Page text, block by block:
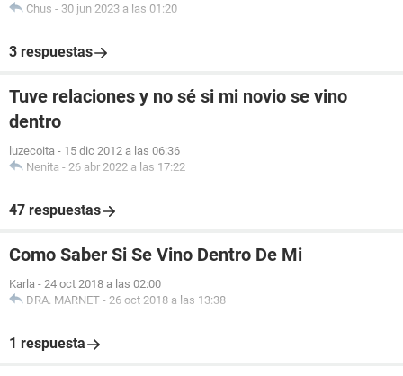
Chus - 30 jun 2023 a las 01:20
3 respuestas
Tuve relaciones y no sé si mi novio se vino
dentro
luzecoita - 15 dic 2012 a las 06:36
Nenita - 26 abr 2022 a las 17:22
47 respuestas
Como Saber Si Se Vino Dentro De Mi
Karla - 24 oct 2018 a las 02:00
DRA. MARNET - 26 oct 2018 a las 13:38
1 respuesta